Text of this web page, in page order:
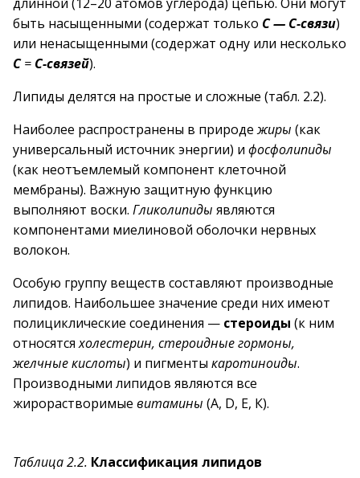
быть насыщенными (содержат только С — С-связи)
или ненасыщенными (содержат одну или несколько
С= С-связей).
Липиды делятся на простые и сложные (табл. 2.2).
Наиболее распространены в природежиры (как
универсальный источник энергии) и фосфолипиды
(как неотъемлемый компонент клеточной
мембраны). Важную защитную функцию
выполняют воски. Гликолипиды являются
компонентами миелиновой оболочки нервных
волокон.
Особую группу веществ составляют производные
липидов. Наибольшее значение среди них имеют
полициклические соединения — стероиды (к ним
относятсяхолестерин, стероидные гормоны,
желчные кислоты) и пигменты каротиноиды.
Производными липидов являются все
жирорастворимые витамины (А, D, Е, К).
Таблица 2.2. Классификация липидов